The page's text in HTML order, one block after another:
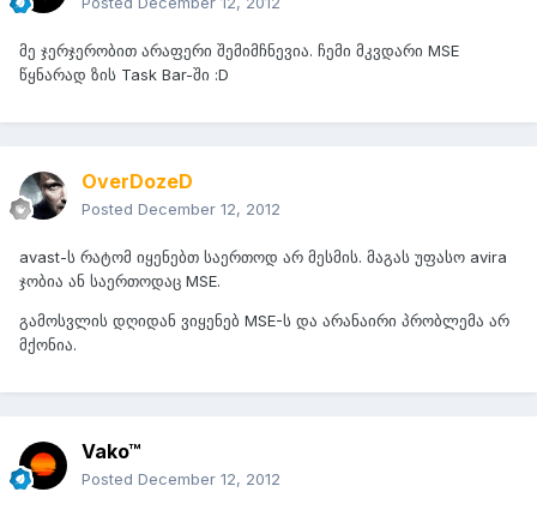
მე ჯერჯერობით არაფერი შემიმჩნევია. ჩემი მკვდარი MSE
წყნარად ზის Task Bar-ში :D
OverDozeD
Posted December 12, 2012
avast-ს რატომ იყენებთ საერთოდ არ მესმის. მაგას უფასო avira
ჯობია ან საერთოდაც MSE.
გამოსვლის დღიდან ვიყენებ MSE-ს და არანაირი პრობლემა არ
მქონია.
Vako™
Posted December 12, 2012